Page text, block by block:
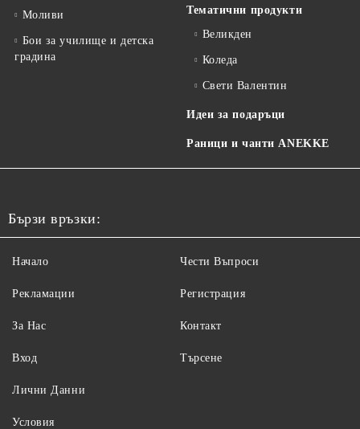
Моливи
Бои за училище и детска
градина
Тематични продукти
Великден
Коледа
Свети Валентин
Идеи за подаръци
Раници и чанти ANEKKE
Бързи връзки:
Начало
Рекламации
За Нас
Вход
Чести Въпроси
Регистрация
Контакт
Търсене
Лични Данни
Условия